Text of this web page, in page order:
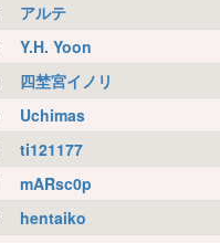
アルテ
Y.H. Yoon
四埜宮イノリ
Uchimas
ti121177
mARsc0p
hentaiko